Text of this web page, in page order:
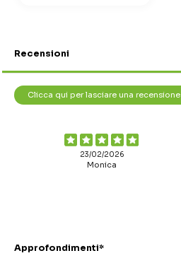
Recensioni
Clicca qui per lasciare una recensione
23/02/2026
Monica
Approfondimenti*